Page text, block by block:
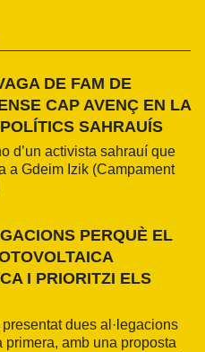
DE FAM DE
CAP AVENÇ EN LA
SAHRAUÍS
d’un activista sahrauí que
a Gdeim Izik (Campament
PERQUÈ EL
I PRIORITZI ELS
dues al·legacions
primera, amb una proposta